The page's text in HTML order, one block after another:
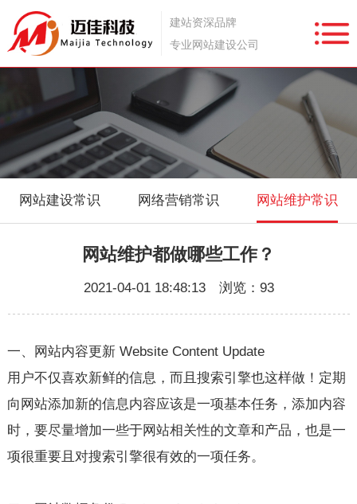
建站资深品牌
专业网站建设公司
网站建设常识 网络营销常识 网站维护常识
网站维护都做哪些工作？
2021-04-01 18:48:13 浏览：93
一、网站内容更新 Website Content Update
用户不仅喜欢新鲜的信息，而且搜索引擎也这样做！定期
向网站添加新的信息内容应该是一项基本任务，添加内容
时，要尽量增加一些于网站相关性的文章和产品，也是一
项很重要且对搜索引擎很有效的一项任务。